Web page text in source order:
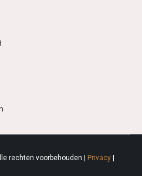
rechten voorbehouden | Privacy |